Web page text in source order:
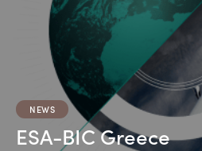
NEWS
ESA-BIC Greece